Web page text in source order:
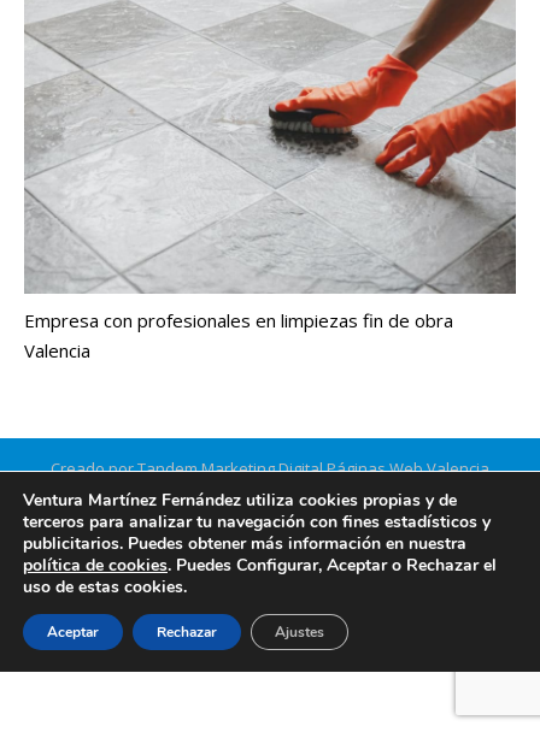
Empresa con profesionales en limpiezas fin de obra
Valencia
Creado por Tandem Marketing DigitalPáginas Web Valencia
Información legal
Ventura Martínez Fernández utiliza cookies propias y de
terceros para analizar tu navegación con fines estadísticos y
publicitarios. Puedes obtener más información en nuestra
política de cookies. Puedes Configurar, Aceptar o Rechazar el
uso de estas cookies.
Aceptar Rechazar Ajustes